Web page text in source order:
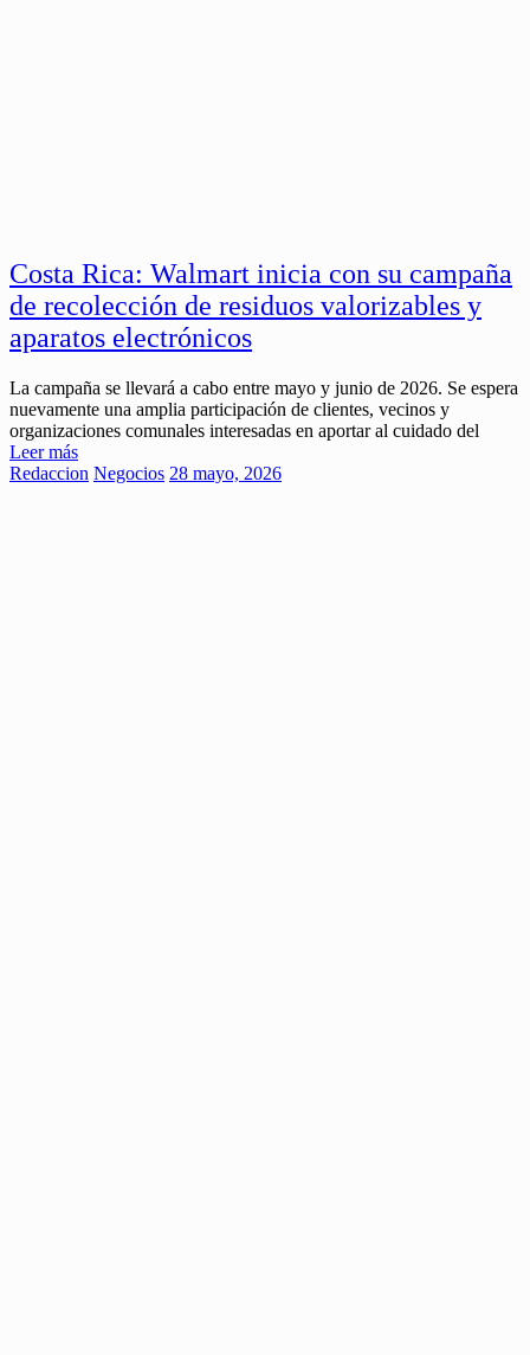
Costa Rica: Walmart inicia con su campaña
de recolección de residuos valorizables y
aparatos electrónicos
La campaña se llevará a cabo entre mayo y junio de 2026. Se espera
nuevamente una amplia participación de clientes, vecinos y
organizaciones comunales interesadas en aportar al cuidado del
Leer más
Redaccion Negocios 28 mayo, 2026